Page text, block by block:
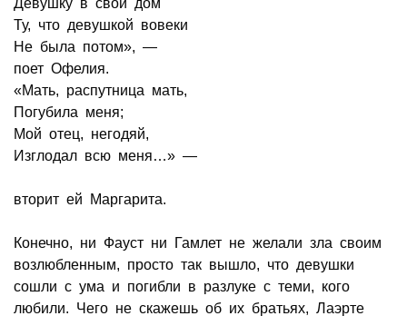
Девушку в свой дом
Ту, что девушкой вовеки
Не была потом», —
поет Офелия.
«Мать, распутница мать,
Погубила меня;
Мой отец, негодяй,
Изглодал всю меня…» —
вторит ей Маргарита.
Конечно, ни Фауст ни Гамлет не желали зла своим
возлюбленным, просто так вышло, что девушки
сошли с ума и погибли в разлуке с теми, кого
любили. Чего не скажешь об их братьях, Лаэрте